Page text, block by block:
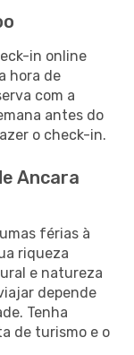
in online
hora de
com a
antes do
o check-in.
Ancara
férias à
riqueza
e natureza
depende
Tenha
de turismo e o